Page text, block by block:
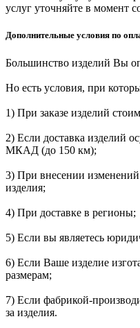
услуг уточняйте в момент
Дополнительные условия по
Большинство изделий Вы
Но есть условия, при
1) При заказе изделий
2) Если доставка изделий
МКАД (до 150 км);
3) При внесении
изделия;
4) При доставке в регионы;
5) Если вы являетесь
6) Если Ваше изделие
размерам;
7) Если фабрикой-
за изделия.